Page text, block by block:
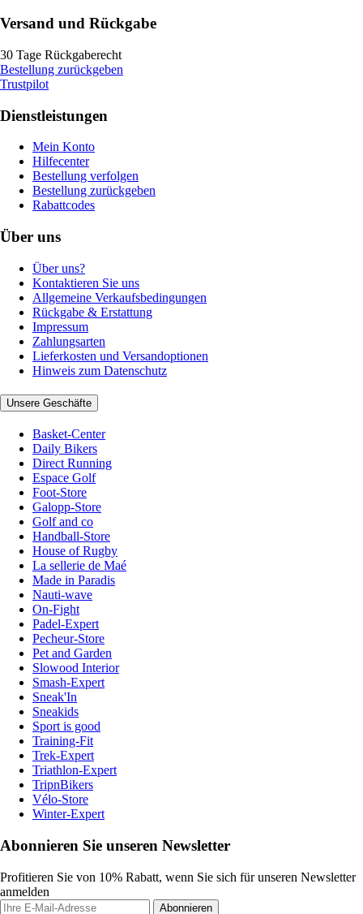
Versand und Rückgabe
30 Tage Rückgaberecht
Bestellung zurückgeben
Trustpilot
Dienstleistungen
Mein Konto
Hilfecenter
Bestellung verfolgen
Bestellung zurückgeben
Rabattcodes
Über uns
Über uns?
Kontaktieren Sie uns
Allgemeine Verkaufsbedingungen
Rückgabe & Erstattung
Impressum
Zahlungsarten
Lieferkosten und Versandoptionen
Hinweis zum Datenschutz
Unsere Geschäfte
Basket-Center
Daily Bikers
Direct Running
Espace Golf
Foot-Store
Galopp-Store
Golf and co
Handball-Store
House of Rugby
La sellerie de Maé
Made in Paradis
Nauti-wave
On-Fight
Padel-Expert
Pecheur-Store
Pet and Garden
Slowood Interior
Smash-Expert
Sneak'In
Sneakids
Sport is good
Training-Fit
Trek-Expert
Triathlon-Expert
TripnBikers
Vélo-Store
Winter-Expert
Abonnieren Sie unseren Newsletter
Profitieren Sie von 10% Rabatt, wenn Sie sich für unseren Newsletter
anmelden
Abonnieren